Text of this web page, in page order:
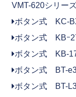
VMT-620シリー
ボタン式 KC-
ボタン式 KBｰ
ボタン式 KB-
ボタン式 BT-
ボタン式 BT-